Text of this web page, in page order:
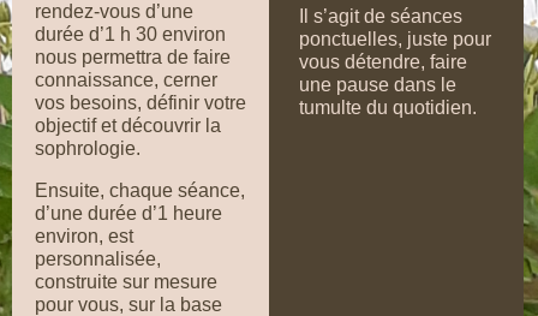
rendez-vous d’une
durée d’1 h 30 environ
nous permettra de faire
connaissance, cerner
vos besoins, définir votre
objectif et découvrir la
sophrologie.
Ensuite, chaque séance,
d’une durée d’1 heure
environ, est
personnalisée,
construite sur mesure
pour vous, sur la base
Il s’agit de séances
ponctuelles, juste pour
vous détendre, faire
une pause dans le
tumulte du quotidien.